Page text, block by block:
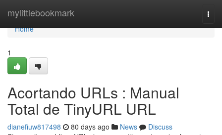
mylittlebookmark
Home
Home
1
Acortando URLs : Manual
Total de TinyURL URL
dianefiuw817498 80 days ago News
Discuss